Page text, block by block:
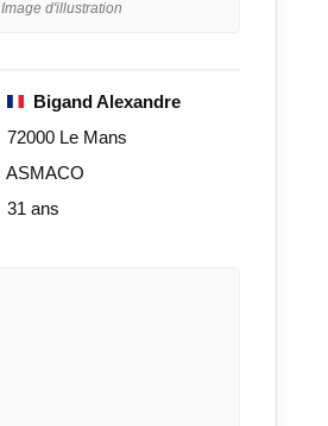
Image d'illustration
Bigand Alexandre
72000 Le Mans
ASMACO
31 ans